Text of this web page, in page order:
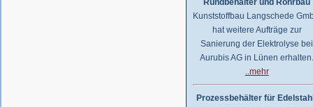
Kunststoffbau Langschede
hat weitere Aufträge zur
Sanierung der Elektrolyse bei
Aurubis AG in Lünen
..mehr
Beizlinie